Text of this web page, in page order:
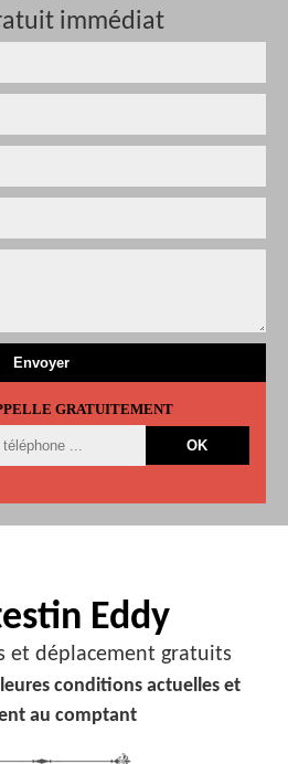
immédiat
GRATUITEMENT
Eddy
et déplacement gratuits
conditions actuelles et
au comptant